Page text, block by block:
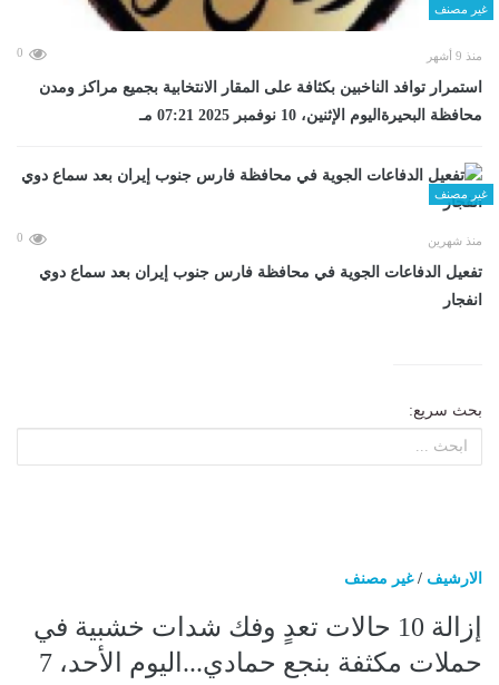
غير مصنف
منذ 9 أشهر 0
استمرار توافد الناخبين بكثافة على المقار الانتخابية بجميع مراكز ومدن
محافظة البحيرةاليوم الإثنين، 10 نوفمبر 2025 07:21 مـ
غير مصنف
منذ شهرين 0
تفعيل الدفاعات الجوية في محافظة فارس جنوب إيران بعد سماع دوي
انفجار
بحث سريع:
الارشيف /غير مصنف
إزالة 10 حالات تعدٍ وفك شدات خشبية في
حملات مكثفة بنجع حمادي...اليوم الأحد، 7